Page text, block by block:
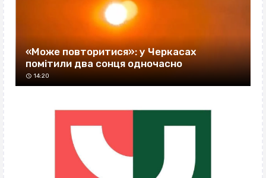
«Може повторитися»: у Черкасах
помітили два сонця одночасно
14:20